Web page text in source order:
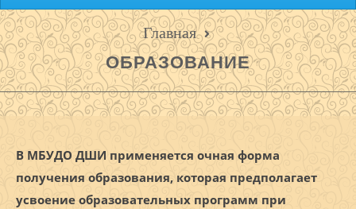
Главная
ОБРАЗОВАНИЕ
В МБУДО ДШИ применяется очная форма
получения образования, которая предполагает
усвоение образовательных программ при